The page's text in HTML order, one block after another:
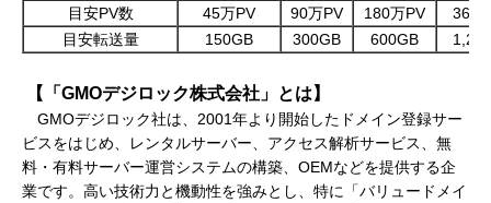
目安PV数
45万PV 90万PV 180万PV
360
目安転送量
150GB 300GB 600GB
【「 GMOデジロック株式会社」とは】
GMOデジロック社は、2001年より開始したドメイン登録サー
ビスをはじめ、レンタルサーバー、アクセス解析サービス、無
料・有料サーバー運営システムの構築、OEMなどを提供する企
業です。高い技術力と機動性を強みとし、特に「バリュードメイ